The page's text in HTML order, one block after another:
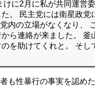
に2月に私が共同運営
。 民主党には衛星政党
内の立場がなくなり、
ら連絡が来ました。 釜
を助けてくれと。 そし
も性暴行の事実を認め